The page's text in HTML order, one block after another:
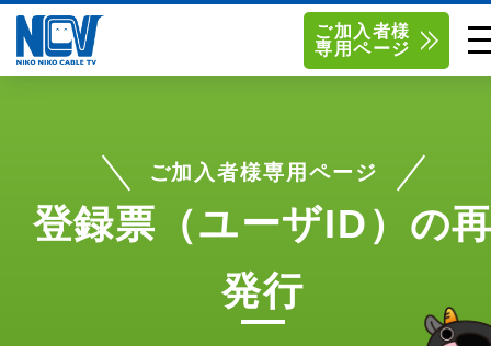
南東北センター（福島） 0120-173-577
函館センター 0138-34-2525
新潟センター 025-210-1200
お得なセットプラン
料金シミュレーション
南東北センター(米沢) 南東北センター(福島)
ご加入者様
専用ページ
ご加入者様専用ページ
登録票（ユーザID）の
発行